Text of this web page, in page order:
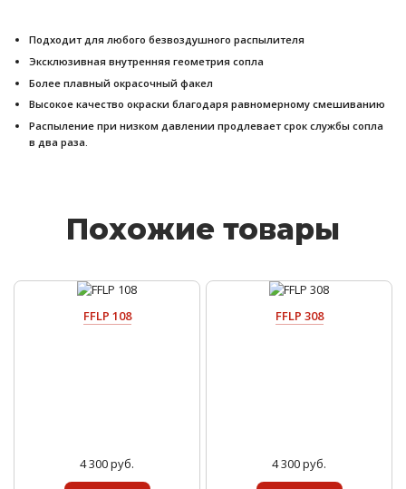
СМОТРЕТЬ ДРУГИЕ РАЗМЕРЫ СОПЕЛ (таблица)
Подходит для любого безвоздушного распылителя
Эксклюзивная внутренняя геометрия сопла
Более плавный окрасочный факел
Высокое качество окраски благодаря равномерному смешиванию
Распыление при низком давлении продлевает срок службы сопла
в два раза.
Похожие товары
FFLP 108
4 300 руб.
FFLP 308
4 300 руб.